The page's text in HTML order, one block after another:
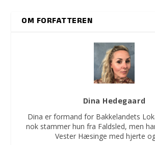
OM FORFATTEREN
Dina Hedegaard
Dina er formand for Bakkelandets
nok stammer hun fra Faldsled, men
Vester Hæsinge med hjerte